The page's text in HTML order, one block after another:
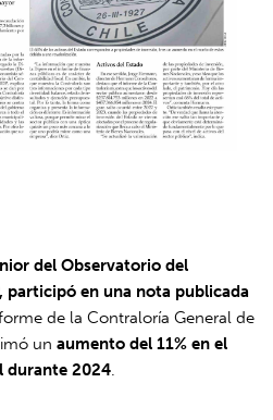
del Observatorio del
participó en una nota publicada
de la Contraloría General de
unaumento del 11% en el
durante 2024